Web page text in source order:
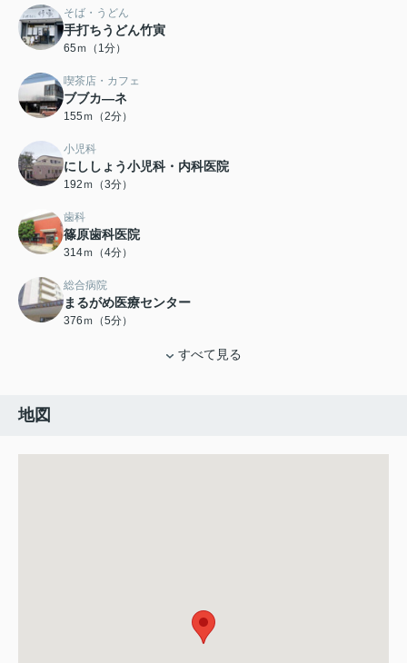
そば・うどん
手打ちうどん竹寅
65ｍ（1分）
喫茶店・カフェ
ブブカ―ネ
155ｍ（2分）
小児科
にししょう小児科・内科医院
192ｍ（3分）
歯科
篠原歯科医院
314ｍ（4分）
総合病院
まるがめ医療センター
376ｍ（5分）
すべて見る
地図